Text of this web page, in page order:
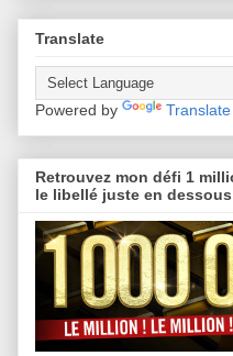
Translate
Powered by Translate
Retrouvez mon défi 1
le libellé juste en dessous